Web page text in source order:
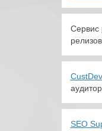
Сервис
релизов.
SEO